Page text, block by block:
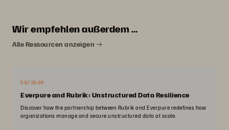
Wir empfehlen außerdem …
Alle Ressourcen anzeigen
08/2026
Everpure and Rubrik: Unstructured Data Resilience
Discover how the partnership between Rubrik and Everpure redefines how
organizations manage and secure unstructured data at scale.